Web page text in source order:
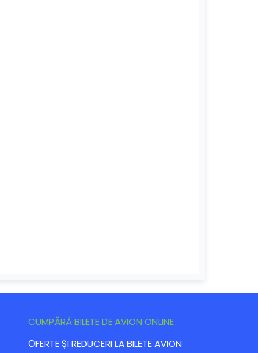
CUMPĂRĂ BILETE DE AVION ONLINE
ОFERTE ȘI REDUCERI LA BILETE AVION